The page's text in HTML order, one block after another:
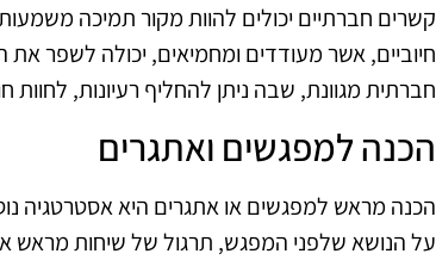
קשרים חברתיים יכולים להוות מקור תמיכה
חיוביים, אשר מעודדים ומחמיאים, יכולה לשפר
חברתית מגוונת, שבה ניתן להחליף רעיונות, לחוות
הכנה למפגשים ואתגרים
הכנה מראש למפגשים או אתגרים היא אסטרטגיה
על הנושא שלפני המפגש, תרגול של שיחות מראש